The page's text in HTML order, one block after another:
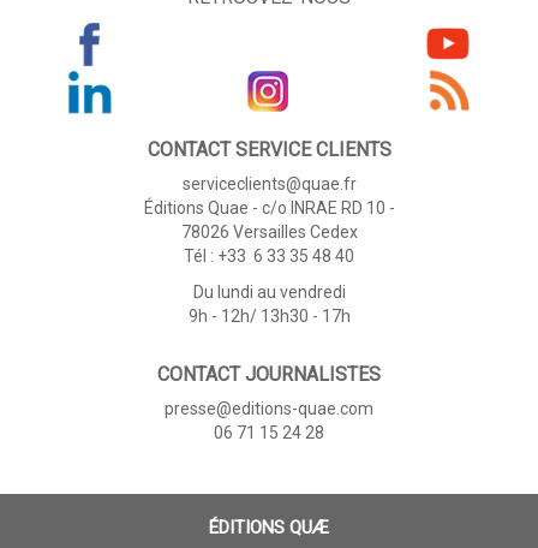
CONTACT SERVICE CLIENTS
serviceclients@quae.fr
Éditions Quae - c/o INRAE RD 10 -
78026 Versailles Cedex
Tél : +33 6 33 35 48 40
Du lundi au vendredi
9h - 12h/ 13h30 - 17h
CONTACT JOURNALISTES
presse@editions-quae.com
06 71 15 24 28
ÉDITIONS QUÆ